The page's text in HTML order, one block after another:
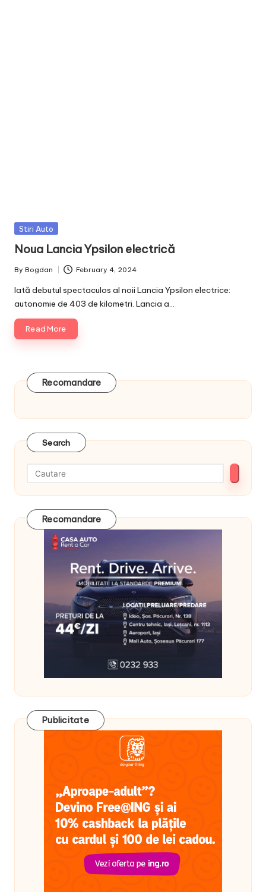
Posted
Stiri Auto
Noua Lancia Ypsilon electrică
Posted
by
By Bogdan February 4, 2024
Iată debutul spectaculos al noii Lancia Ypsilon electrice:
autonomie de 403 de kilometri. Lancia a…
Read More
Recomandare
Search
Recomandare
Publicitate